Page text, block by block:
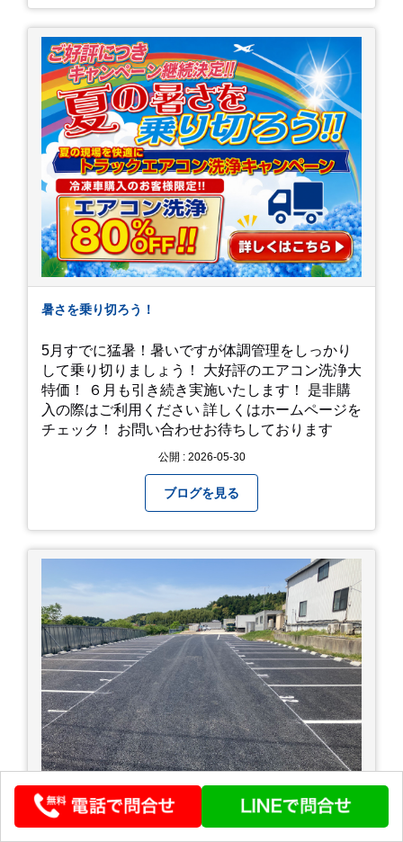
暑さを乗り切ろう！
5月すでに猛暑！暑いですが体調管理をしっかり
して乗り切りましょう！ 大好評のエアコン洗浄大
特価！ ６月も引き続き実施いたします！ 是非購
入の際はご利用ください 詳しくはホームページを
チェック！ お問い合わせお待ちしております
公開 : 2026-05-30
ブログを見る
駐車場完成！